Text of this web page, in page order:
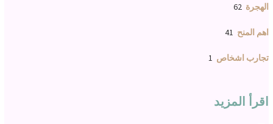
الهجرة 62
اهم المنح 41
تجارب اشخاص 1
اقرأ المزيد